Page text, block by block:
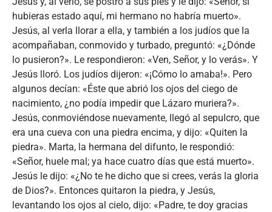
hubieras estado aquí, mi hermano no habría muerto».
Jesús, al verla llorar a ella, y también a los judíos que la
acompañaban, conmovido y turbado, preguntó: «¿Dónde
lo pusieron?». Le respondieron: «Ven, Señor, y lo verás». Y
Jesús lloró. Los judíos dijeron: «¡Cómo lo amaba!». Pero
algunos decían: «Éste que abrió los ojos del ciego de
nacimiento, ¿no podía impedir que Lázaro muriera?».
Jesús, conmoviéndose nuevamente, llegó al sepulcro, que
era una cueva con una piedra encima, y dijo: «Quiten la
piedra». Marta, la hermana del difunto, le respondió:
«Señor, huele mal; ya hace cuatro días que está muerto».
Jesús le dijo: «¿No te he dicho que si crees, verás la gloria
de Dios?». Entonces quitaron la piedra, y Jesús,
levantando los ojos al cielo, dijo: «Padre, te doy gracias